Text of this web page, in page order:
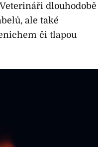
dlouhodobě
ale také
či tlapou